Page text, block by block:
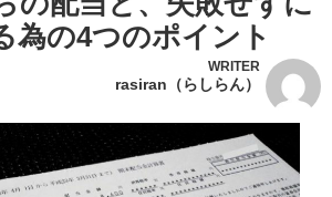
為の4つのポイント
WRITER
rasiran（らしらん）